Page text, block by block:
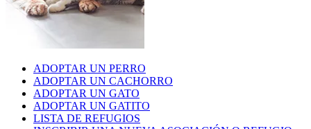
ADOPTAR UN PERRO
ADOPTAR UN CACHORRO
ADOPTAR UN GATO
ADOPTAR UN GATITO
LISTA DE REFUGIOS